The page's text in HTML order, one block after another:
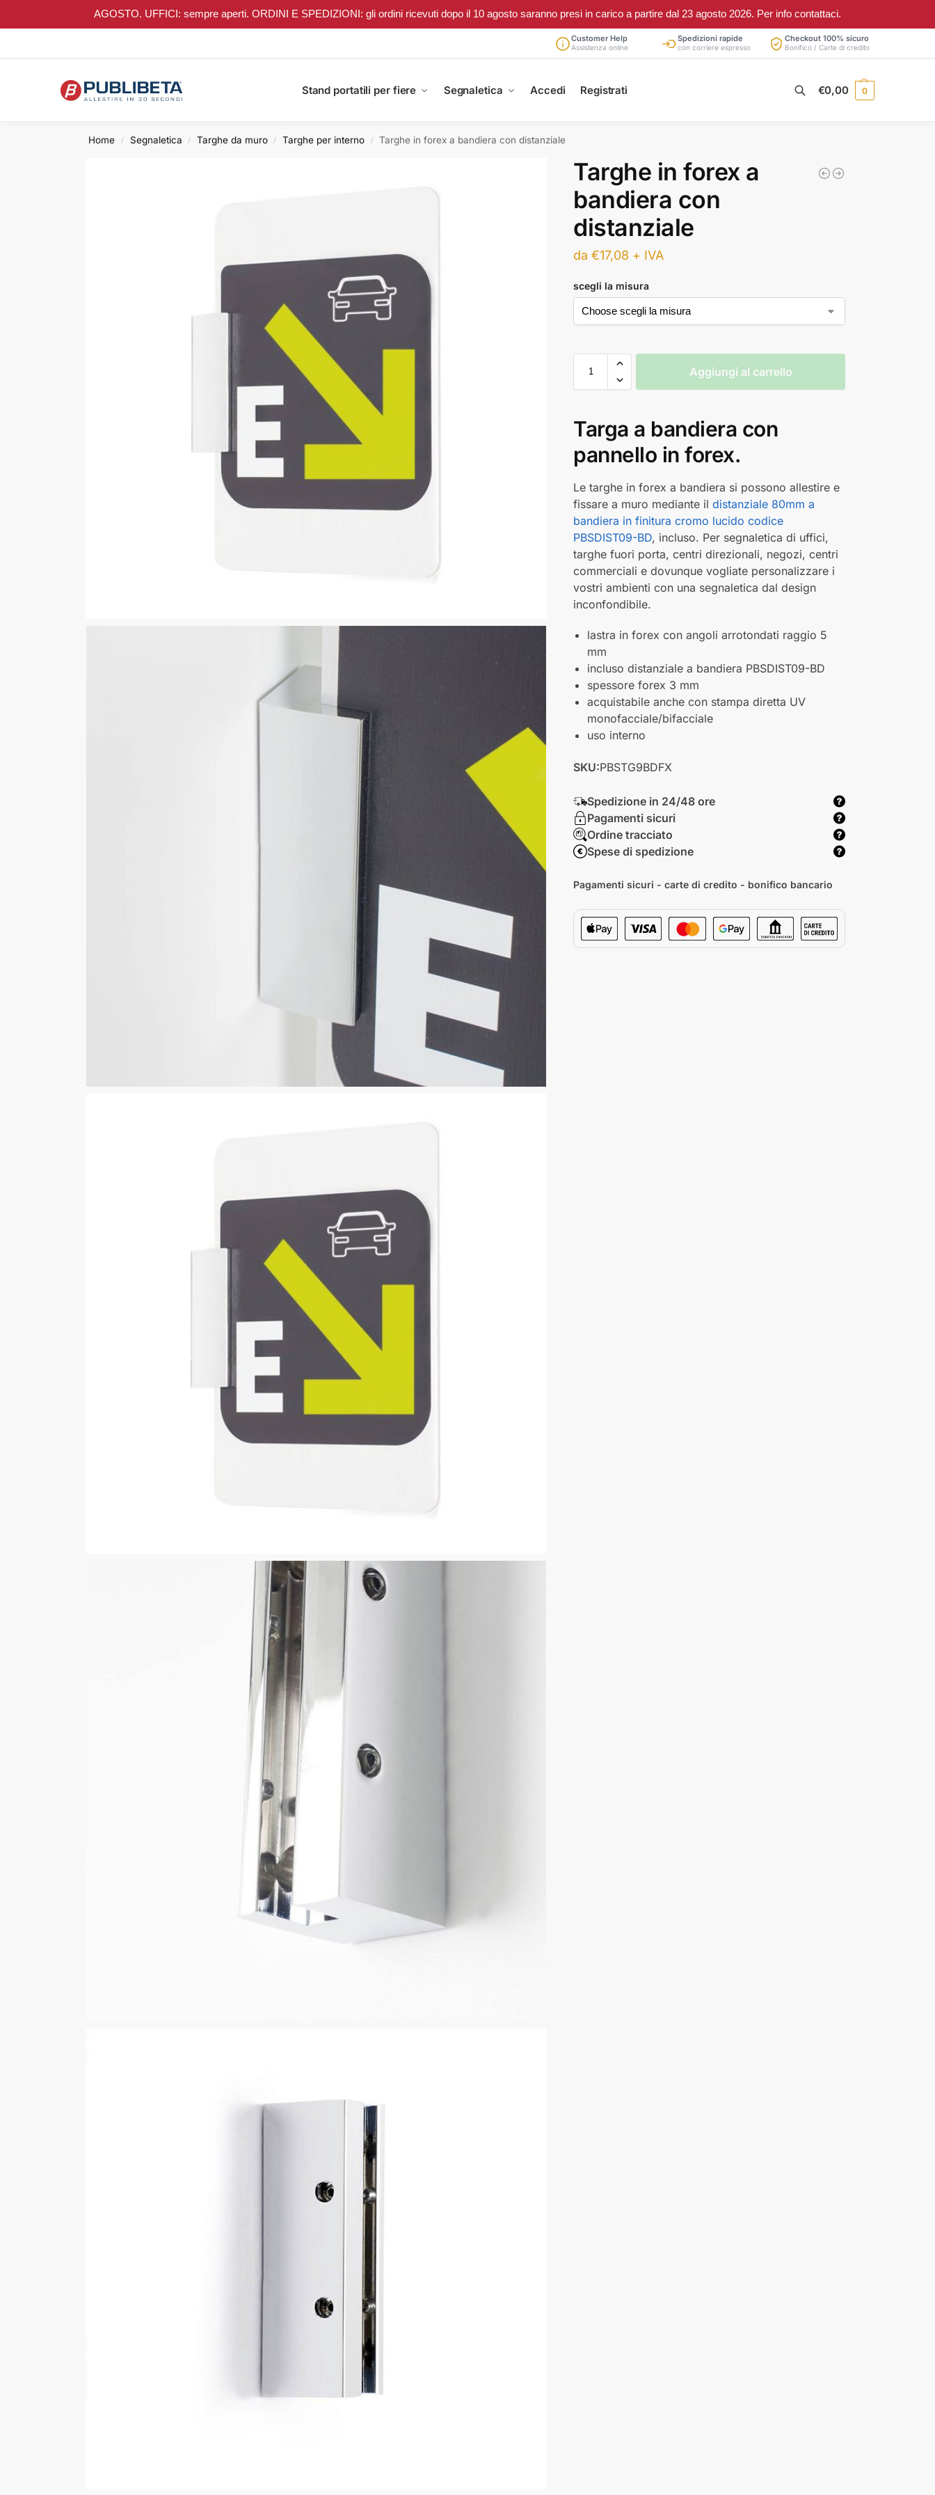
AGOSTO. UFFICI: sempre aperti. ORDINI E SPEDIZIONI: gli ordini ricevuti dopo il 10 agosto saranno presi in carico a partire dal 23 agosto 2026. Per info contattaci.
Customer Help
Assistenza online
Spedizioni rapide
con corriere espresso
Checkout 100% sicuro
Bonifico / Carte di credito
Stand portatili per fiere Segnaletica Accedi Registrati €0,00 0
Home / Segnaletica / Targhe da muro / Targhe per interno / Targhe in forex a bandiera con distanziale
Targhe in forex a
bandiera con
distanziale
da€17,08 + IVA
scegli la misura
Aggiungi al carrello
Targa a bandiera con
pannello in forex.
Le targhe in forex a bandiera si possono allestire e
fissare a muro mediante ildistanziale 80mm a
bandiera in finitura cromo lucido codice
PBSDIST09-BD, incluso. Per segnaletica di uffici,
targhe fuori porta, centri direzionali, negozi, centri
commerciali e dovunque vogliate personalizzare i
vostri ambienti con una segnaletica dal design
inconfondibile.
lastra in forex con angoli arrotondati raggio 5
mm
incluso distanziale a bandiera PBSDIST09-BD
spessore forex 3 mm
acquistabile anche con stampa diretta UV
monofacciale/bifacciale
uso interno
SKU:PBSTG9BDFX
Spedizione in 24/48 ore
Pagamenti sicuri
Ordine tracciato
Spese di spedizione
Pagamenti sicuri - carte di credito - bonifico bancario